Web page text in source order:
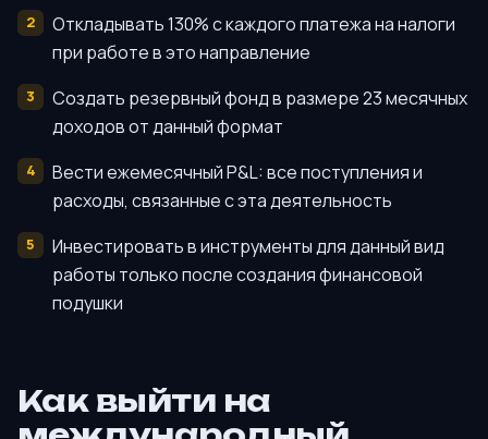
Откладывать 130% с каждого платежа на налоги
при работе в это направление
Создать резервный фонд в размере 23 месячных
доходов от данный формат
Вести ежемесячный P&L: все поступления и
расходы, связанные с эта деятельность
Инвестировать в инструменты для данный вид
работы только после создания финансовой
подушки
Как выйти на